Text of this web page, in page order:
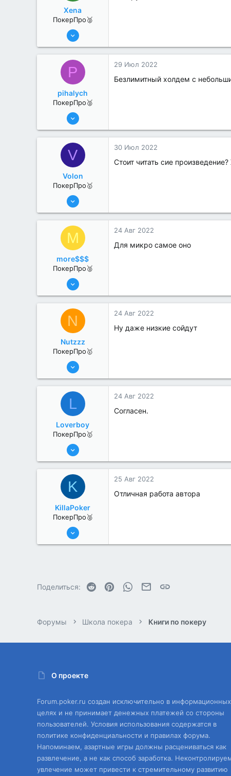
Xena
ПокерПро🥈
25 Июл 2022
0
P
pihalych
ПокерПро🥈
6 Июн 2022
1
29 Июл 2022
Безлимитный холдем с
V
Volon
ПокерПро🥇
13 Июн 2022
0
30 Июл 2022
Стоит читать сие
M
more$$$
ПокерПро🥈
8 Июн 2022
1
24 Авг 2022
Для микро самое оно
N
Nutzzz
ПокерПро🥇
8 Июн 2022
4
24 Авг 2022
Ну даже низкие сойдут
L
Loverboy
ПокерПро🥇
8 Июн 2022
1
24 Авг 2022
Согласен.
K
KillaPoker
ПокерПро🥈
13 Июн 2022
25 Авг 2022
Отличная работа автора
Поделиться: Reddit PinterestWhatsAppЭлектронная почта
Форумы Школа покера Книги по покеру
О проекте
Forum.poker.ru создан исключительно в информационных
целях и не принимает денежных платежей со стороны
пользователей. Условия использования содержатся в
политике конфиденциальности и правилах форума.
Напоминаем, азартные игры должны расцениваться как
развлечение, а не как способ заработка.
увлечение может привести к стремительному развитию